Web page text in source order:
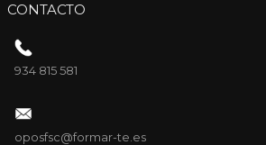
CONTACTO
934 815 581
oposfsc@formar-te.es